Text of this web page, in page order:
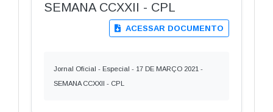
SEMANA CCXXII - CPL
ACESSAR DOCUMENTO
Jornal Oficial - Especial - 17 DE MARÇO 2021 -
SEMANA CCXXII - CPL